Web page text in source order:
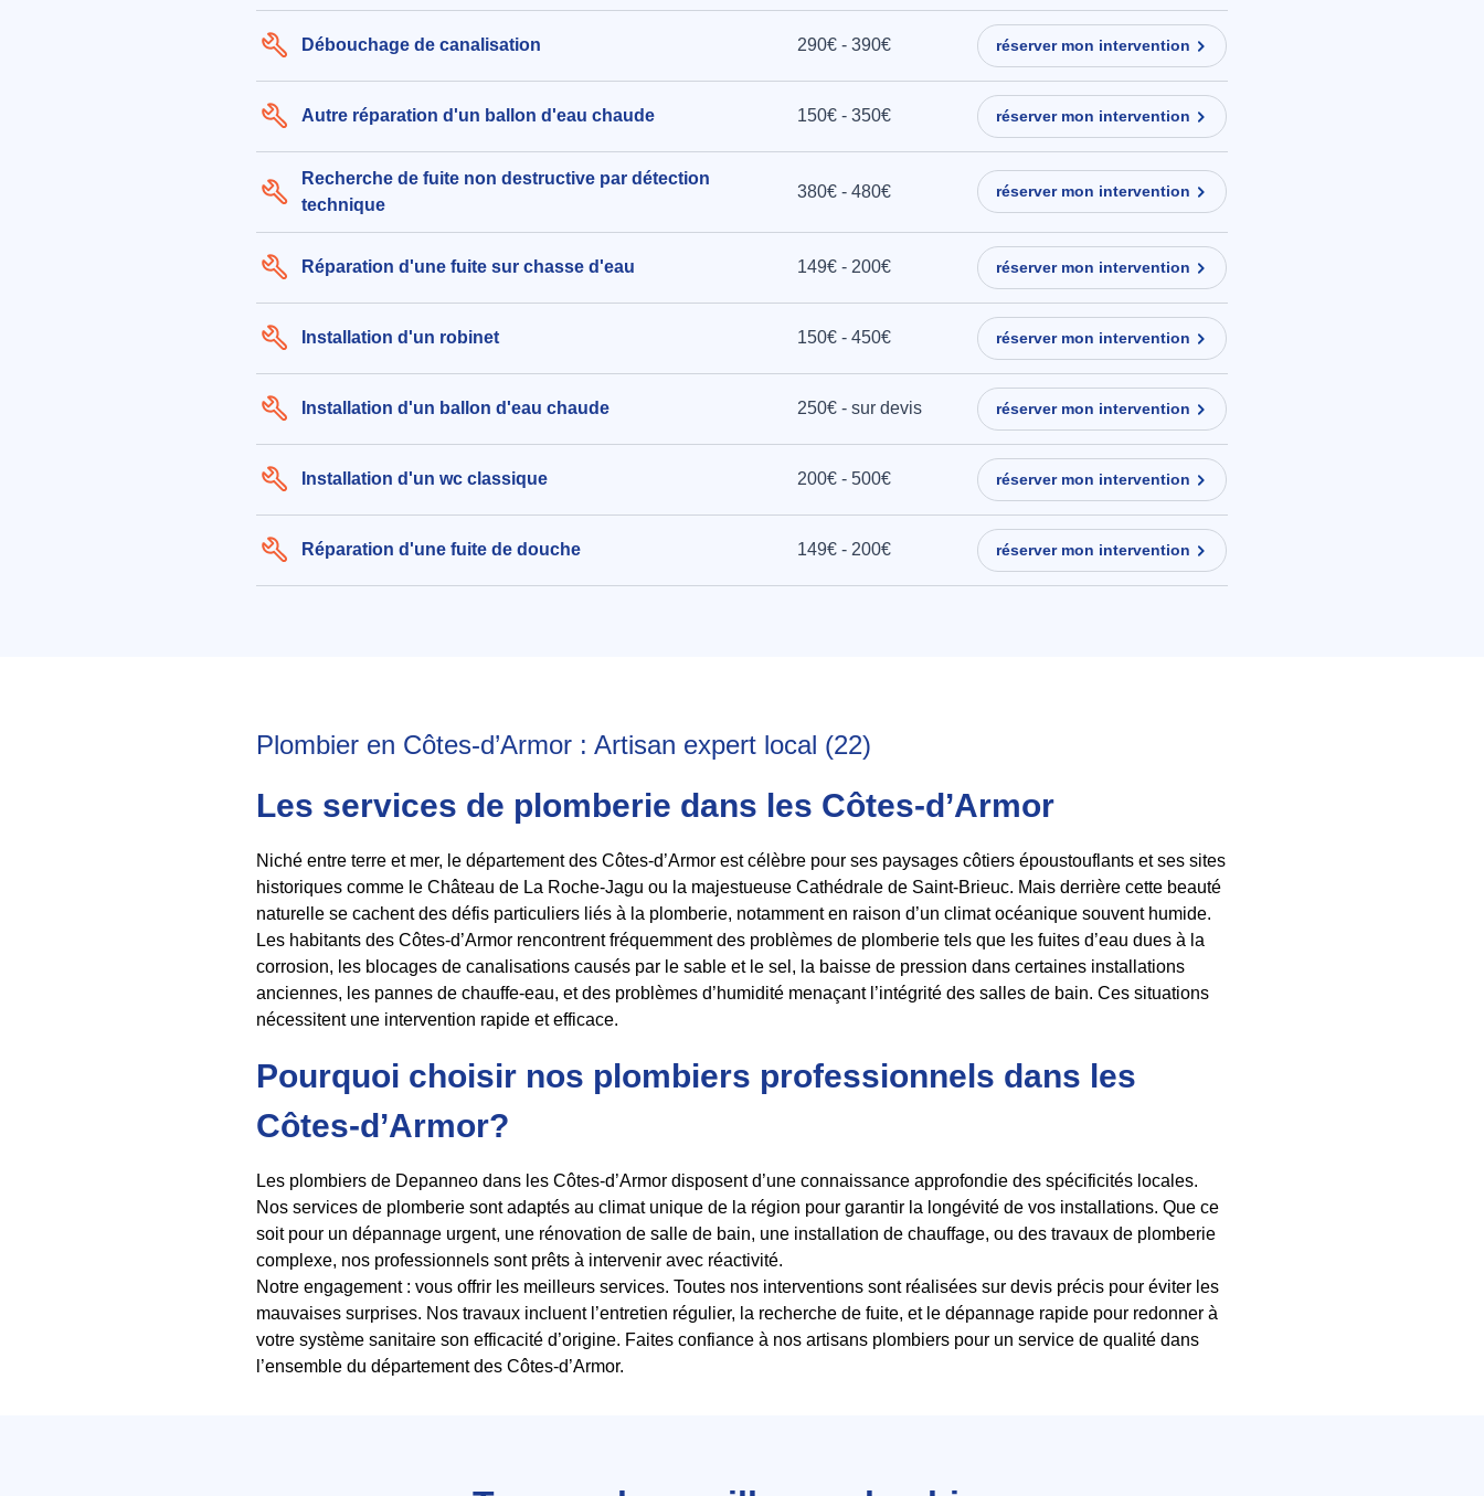
Débouchage de canalisation 290€ - 390€ réserver mon intervention
Autre réparation d'un ballon d'eau chaude 150€ - 350€ réserver mon intervention
Recherche de fuite non destructive par détection
technique
380€ - 480€ réserver mon intervention
Réparation d'une fuite sur chasse d'eau 149€ - 200€ réserver mon intervention
Installation d'un robinet 150€ - 450€ réserver mon intervention
Installation d'un ballon d'eau chaude 250€ - sur devis réserver mon intervention
Installation d'un wc classique 200€ - 500€ réserver mon intervention
Réparation d'une fuite de douche 149€ - 200€ réserver mon intervention
Plombier en Côtes-d’Armor : Artisan expert local (22)
Les services de plomberie dans les Côtes-d’Armor
Niché entre terre et mer, le département des Côtes-d’Armor est célèbre pour ses paysages côtiers époustouflants et ses sites
historiques comme le Château de La Roche-Jagu ou la majestueuse Cathédrale de Saint-Brieuc. Mais derrière cette beauté
naturelle se cachent des défis particuliers liés à la plomberie, notamment en raison d’un climat océanique souvent humide.
Les habitants des Côtes-d’Armor rencontrent fréquemment des problèmes de plomberie tels que les fuites d’eau dues à la
corrosion, les blocages de canalisations causés par le sable et le sel, la baisse de pression dans certaines installations
anciennes, les pannes de chauffe-eau, et des problèmes d’humidité menaçant l’intégrité des salles de bain. Ces situations
nécessitent une intervention rapide et efficace.
Pourquoi choisir nos plombiers professionnels dans les
Côtes-d’Armor?
Les plombiers de Depanneo dans les Côtes-d’Armor disposent d’une connaissance approfondie des spécificités locales.
Nos services de plomberie sont adaptés au climat unique de la région pour garantir la longévité de vos installations. Que ce
soit pour un dépannage urgent, une rénovation de salle de bain, une installation de chauffage, ou des travaux de plomberie
complexe, nos professionnels sont prêts à intervenir avec réactivité.
Notre engagement : vous offrir les meilleurs services. Toutes nos interventions sont réalisées sur devis précis pour éviter les
mauvaises surprises. Nos travaux incluent l’entretien régulier, la recherche de fuite, et le dépannage rapide pour redonner à
votre système sanitaire son efficacité d’origine. Faites confiance à nos artisans plombiers pour un service de qualité dans
l’ensemble du département des Côtes-d’Armor.